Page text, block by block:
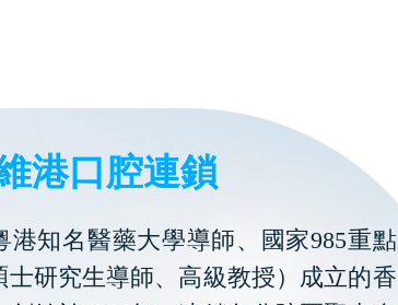
港口腔連鎖
港知名醫藥大學導師、國家985重點
士研究生導師、高級教授）成立的香